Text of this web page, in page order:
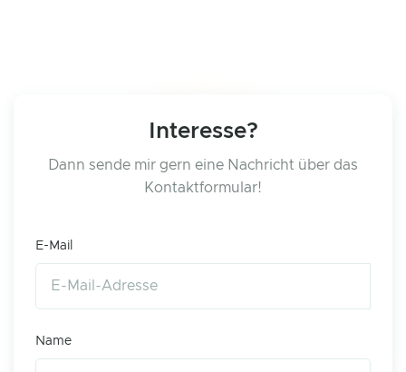
Interesse?
Dann sende mir gern eine Nachricht über das
Kontaktformular!
E-Mail
Name